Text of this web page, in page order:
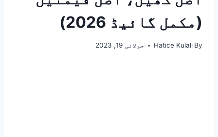
(مکمل گائیڈ 2026)
By
Hatice Kulali جولائی 19, 2023